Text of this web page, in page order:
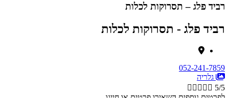
רביד פלג – תסרוקות לכלות
רביד פלג - תסרוקות לכלות
052-241-7859
גלריה
     5/5